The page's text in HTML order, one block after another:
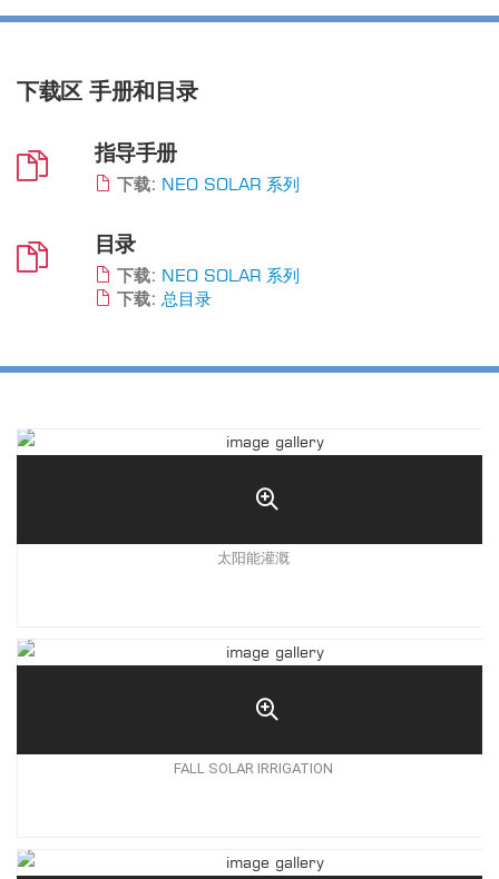
下载区手册和目录
指导手册
下载: NEO SOLAR 系列
目录
下载: NEO SOLAR 系列
下载: 总目录
太阳能灌溉
FALL SOLAR IRRIGATION